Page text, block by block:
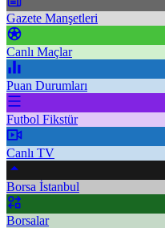
Gazete Manşetleri
Canlı Maçlar
Puan Durumları
Futbol Fikstür
Canlı TV
Borsa İstanbul
Borsalar